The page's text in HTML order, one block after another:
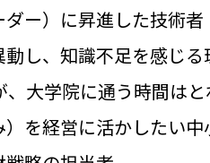
ー）に昇進した技術者
し、知識不足を感じる
、大学院に通う時間は
を経営に活かしたい